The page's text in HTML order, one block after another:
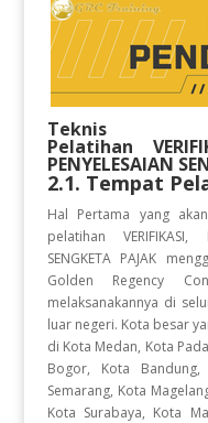
Teknis
Pelatihan
PENYELESAIAN
2.1. Tempat
Hal Pertama yang
pelatihan VERIFIKASI,
SENGKETA PAJAK
Golden Regency
melaksanakannya di
luar negeri. Kota besar
di Kota Medan, Kota
Bogor, Kota
Semarang, Kota
Kota Surabaya, Kota